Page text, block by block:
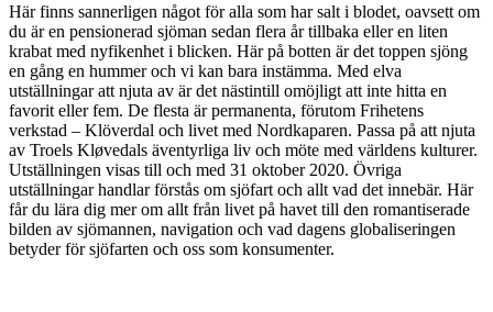
Här finns sannerligen något för alla som har salt i blodet, oavsett om
du är en pensionerad sjöman sedan flera år tillbaka eller en liten
krabat med nyfikenhet i blicken. Här på botten är det toppen sjöng
en gång en hummer och vi kan bara instämma. Med elva
utställningar att njuta av är det nästintill omöjligt att inte hitta en
favorit eller fem. De flesta är permanenta, förutom Frihetens
verkstad – Klöverdal och livet med Nordkaparen. Passa på att njuta
av Troels Kløvedals äventyrliga liv och möte med världens kulturer.
Utställningen visas till och med 31 oktober 2020. Övriga
utställningar handlar förstås om sjöfart och allt vad det innebär. Här
får du lära dig mer om allt från livet på havet till den romantiserade
bilden av sjömannen, navigation och vad dagens globaliseringen
betyder för sjöfarten och oss som konsumenter.